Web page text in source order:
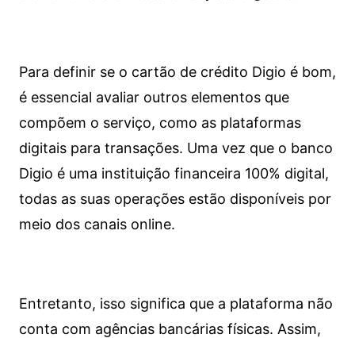
Para definir se o cartão de crédito Digio é bom,
é essencial avaliar outros elementos que
compõem o serviço, como as plataformas
digitais para transações. Uma vez que o banco
Digio é uma instituição financeira 100% digital,
todas as suas operações estão disponíveis por
meio dos canais online.
Entretanto, isso significa que a plataforma não
conta com agências bancárias físicas. Assim,